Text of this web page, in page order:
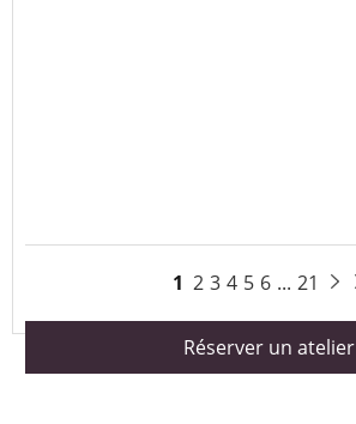
1 2 3 4 5 6 ... 21
Réserver un atelier